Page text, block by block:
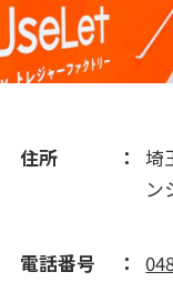
2014(43)
2013(18)
住所
埼
ン
電話番号